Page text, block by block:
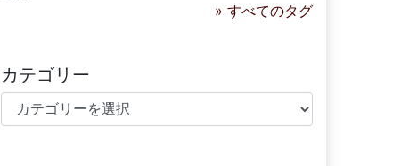
» すべてのタグ
カテゴリー
カテゴリー